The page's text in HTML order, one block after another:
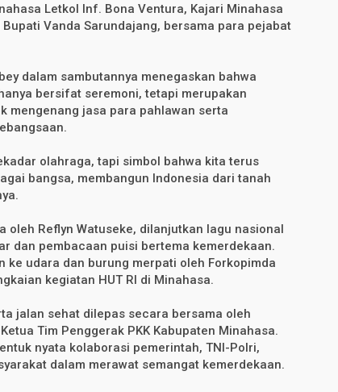
Letkol Inf. Bona Ventura, Kajari Minahasa
Vanda Sarundajang, bersama para pejabat
dalam sambutannya menegaskan bahwa
bersifat seremoni, tetapi merupakan
mengenang jasa para pahlawan serta
olahraga, tapi simbol bahwa kita terus
bangsa, membangun Indonesia dari tanah
oleh Reflyn Watuseke, dilanjutkan lagu nasional
dan pembacaan puisi bertema kemerdekaan.
ke udara dan burung merpati oleh Forkopimda
kegiatan HUT RI di Minahasa.
jalan sehat dilepas secara bersama oleh
Tim Penggerak PKK Kabupaten Minahasa.
nyata kolaborasi pemerintah, TNI-Polri,
dalam merawat semangat kemerdekaan.